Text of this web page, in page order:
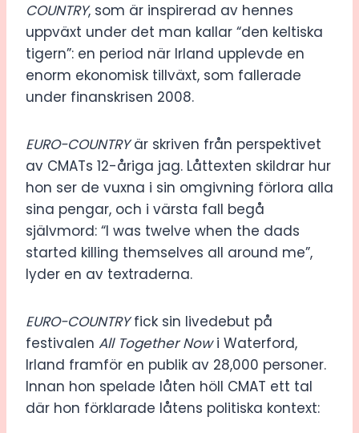
COUNTRY, som är inspirerad av hennes
uppväxt under det man kallar “den keltiska
tigern”: en period när Irland upplevde en
enorm ekonomisk tillväxt, som fallerade
under finanskrisen 2008.
EURO-COUNTRYär skriven från perspektivet
av CMATs 12-åriga jag. Låttexten skildrar hur
hon ser de vuxna i sin omgivning förlora alla
sina pengar, och i värsta fall begå
självmord: “I was twelve when the dads
started killing themselves all around me”,
lyder en av textraderna.
EURO-COUNTRYfick sin livedebut på
festivalen All Together Nowi Waterford,
Irland framför en publik av 28,000 personer.
Innan hon spelade låten höll CMAT ett tal
där hon förklarade låtens politiska kontext: